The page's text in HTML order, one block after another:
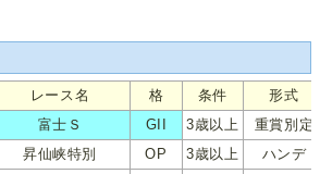
レース名 格 条件
形式
富士Ｓ GII 3歳以上
重賞別定
昇仙峡特別 OP 3歳以上
ハンデ